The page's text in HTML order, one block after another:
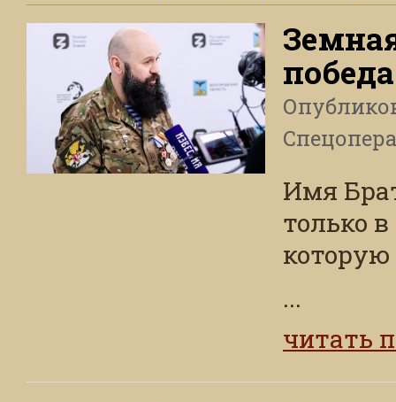
Имя
только
которую
...
читать